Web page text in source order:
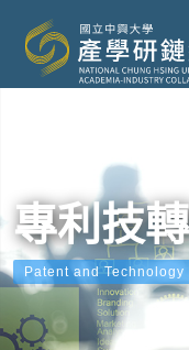
專利技
Patent and